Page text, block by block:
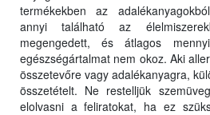
termékekben az
annyi található az
megengedett, és átlagos
egészségártalmat nem okoz. Aki
összetevőre vagy adalékanyagra,
összetételt. Ne restelljük
elolvasni a feliratokat, ha ez